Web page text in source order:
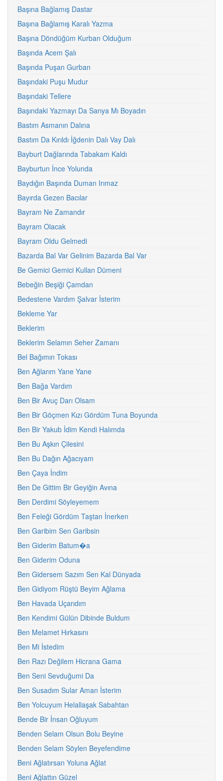
Başına Bağlamış Dastar
Başına Bağlamış Karalı Yazma
Başına Döndüğüm Kurban Olduğum
Başında Acem Şalı
Başında Puşan Gurban
Başındaki Puşu Mudur
Başındaki Tellere
Başındaki Yazmayı Da Sarıya Mı Boyadın
Bastım Asmanın Dalına
Bastım Da Kırıldı İğdenin Dalı Vay Dalı
Bayburt Dağlarında Tabakam Kaldı
Bayburtun İnce Yolunda
Baydığın Başında Duman Irımaz
Bayırda Gezen Bacılar
Bayram Ne Zamandır
Bayram Olacak
Bayram Oldu Gelmedi
Bazarda Bal Var Gelinim Bazarda Bal Var
Be Gemici Gemici Kullan Dümeni
Bebeğin Beşiği Çamdan
Bedestene Vardım Şalvar İsterim
Bekleme Yar
Beklerim
Beklerim Selamın Seher Zamanı
Bel Bağımın Tokası
Ben Ağlarım Yane Yane
Ben Bağa Vardım
Ben Bir Avuç Darı Olsam
Ben Bir Göçmen Kızı Gördüm Tuna Boyunda
Ben Bir Yakub İdim Kendi Halımda
Ben Bu Aşkın Çilesini
Ben Bu Dağın Ağacıyam
Ben Çaya İndim
Ben De Gittim Bir Geyiğin Avına
Ben Derdimi Söyleyemem
Ben Feleği Gördüm Taştan İnerken
Ben Garibim Sen Garibsin
Ben Giderim Batum�a
Ben Giderim Oduna
Ben Gidersem Sazım Sen Kal Dünyada
Ben Gidiyom Rüştü Beyim Ağlama
Ben Havada Uçarıdım
Ben Kendimi Gülün Dibinde Buldum
Ben Melamet Hırkasını
Ben Mi İstedim
Ben Razı Değilem Hicrana Gama
Ben Seni Sevduğumi Da
Ben Susadım Sular Aman İsterim
Ben Yolcuyum Helallaşak Sabahtan
Bende Bir İnsan Oğluyum
Benden Selam Olsun Bolu Beyine
Benden Selam Söylen Beyefendime
Beni Ağlatırsan Yoluna Ağlat
Beni Ağlattın Güzel